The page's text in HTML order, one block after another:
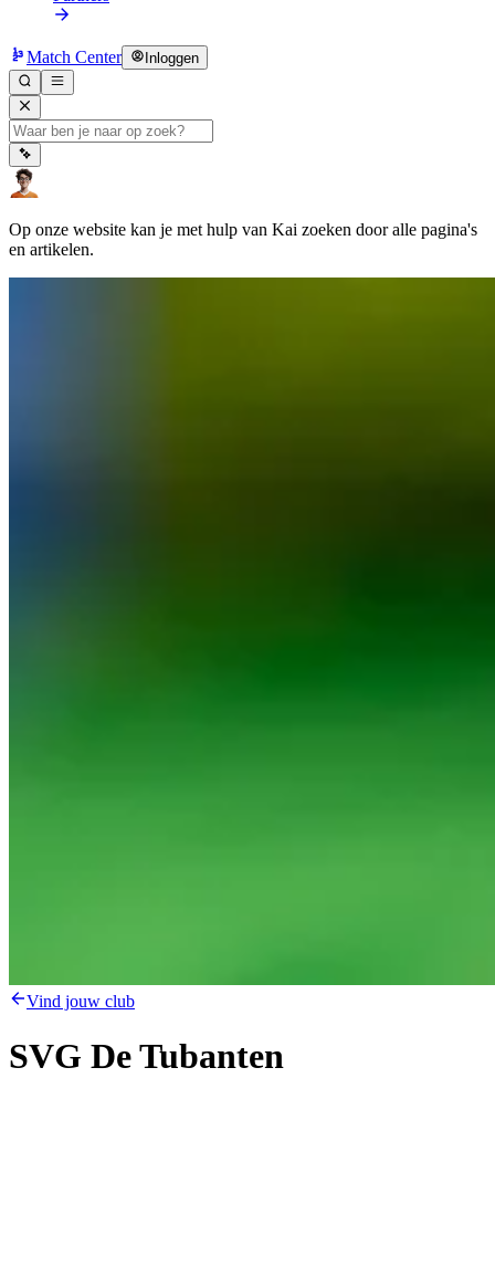
Match Center Inloggen
Op onze website kan je met hulp van Kai zoeken door alle pagina's
en artikelen.
Vind jouw club
SVG De Tubanten